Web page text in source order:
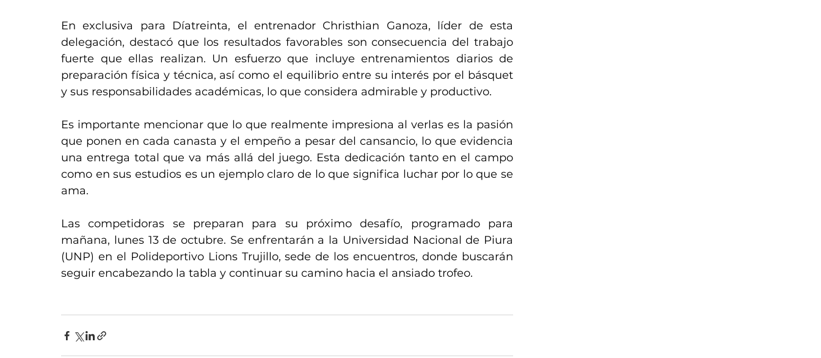
En exclusiva para Díatreinta, el entrenador Christhian Ganoza, líder de esta
delegación, destacó que los resultados favorables son consecuencia del trabajo
fuerte que ellas realizan. Un esfuerzo que incluye entrenamientos diarios de
preparación física y técnica, así como el equilibrio entre su interés por el básquet
y sus responsabilidades académicas, lo que considera admirable y productivo.
Es importante mencionar que lo que realmente impresiona al verlas es la pasión
que ponen en cada canasta y el empeño a pesar del cansancio, lo que evidencia
una entrega total que va más allá del juego. Esta dedicación tanto en el campo
como en sus estudios es un ejemplo claro de lo que significa luchar por lo que se
ama.
Las competidoras se preparan para su próximo desafío, programado para
mañana, lunes 13 de octubre. Se enfrentarán a la Universidad Nacional de Piura
(UNP) en el Polideportivo Lions Trujillo, sede de los encuentros, donde buscarán
seguir encabezando la tabla y continuar su camino hacia el ansiado trofeo.